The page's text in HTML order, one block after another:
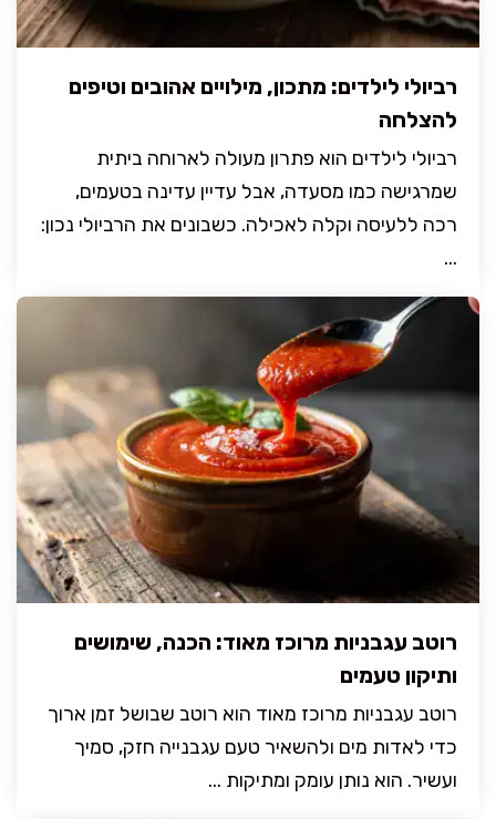
רביולי לילדים: מתכון, מילויים אהובים וטיפים
להצלחה
רביולי לילדים הוא פתרון מעולה לארוחה ביתית
שמרגישה כמו מסעדה, אבל עדיין עדינה בטעמים,
רכה ללעיסה וקלה לאכילה. כשבונים את הרביולי נכון:
...
רוטב עגבניות מרוכז מאוד: הכנה, שימושים
ותיקון טעמים
רוטב עגבניות מרוכז מאוד הוא רוטב שבושל זמן ארוך
כדי לאדות מים ולהשאיר טעם עגבנייה חזק, סמיך
ועשיר. הוא נותן עומק ומתיקות ...